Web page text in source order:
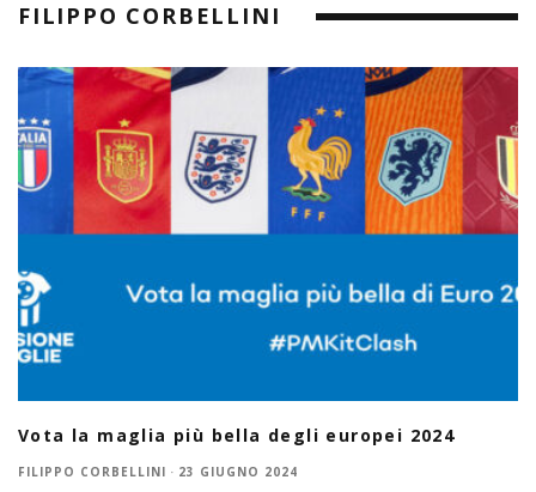
FILIPPO CORBELLINI
Vota la maglia più bella degli europei 2024
FILIPPO CORBELLINI · 23 GIUGNO 2024